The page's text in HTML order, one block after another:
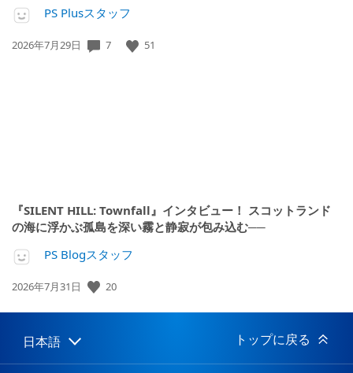
PS Plusスタッフ
公
2026年7月29日 7 51
『SILENT HILL: Townfall』インタビュー！ スコットランド
の海に浮かぶ孤島を深い霧と静寂が包み込む──
PS Blogスタッフ
公
日:
2026年7月31日 20
Select
a
Current
region:
日本語 トップに戻る